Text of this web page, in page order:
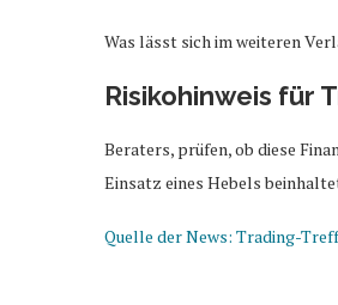
Was lässt sich im weiteren
Risikohinweis für
Beraters, prüfen, ob diese
Einsatz eines Hebels
Quelle der News: Trading-Treff